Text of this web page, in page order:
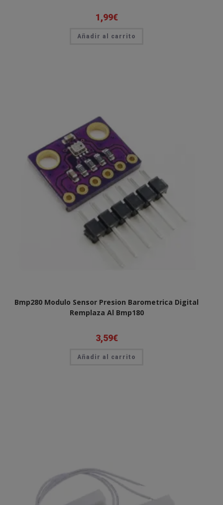
1,99€
Añadir al carrito
Bmp280 Modulo Sensor Presion Barometrica Digital
Remplaza Al Bmp180
3,59€
Añadir al carrito